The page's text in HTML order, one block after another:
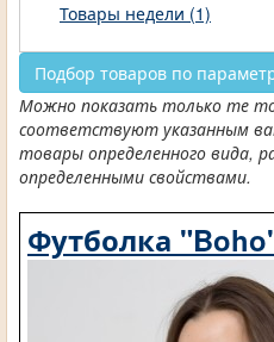
Товары недели (1)
Подбор товаров по
Можно показать только те
соответствуют указанным
товары определенного вида,
определенными свойствами.
Футболка